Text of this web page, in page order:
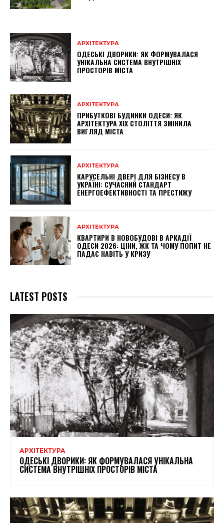
АРХІТЕКТУРА
ОДЕСЬКІ ДВОРИКИ: ЯК ФОРМУВАЛАСЯ
УНІКАЛЬНА СИСТЕМА ВНУТРІШНІХ
ПРОСТОРІВ МІСТА
АРХІТЕКТУРА
ПРИБУТКОВІ БУДИНКИ ОДЕСИ: ЯК
АРХІТЕКТУРА XIX СТОЛІТТЯ ЗМІНИЛА
ВИГЛЯД МІСТА
АРХІТЕКТУРА
КАРУСЕЛЬНІ ДВЕРІ ДЛЯ БІЗНЕСУ В
УКРАЇНІ: СУЧАСНИЙ СТАНДАРТ
ЕНЕРГОЕФЕКТИВНОСТІ ТА ПРЕСТИЖУ
АРХІТЕКТУРА
КВАРТИРИ В НОВОБУДОВІ В АРКАДІЇ
ОДЕСИ 2026: ЦІНИ, ЖК ТА ЧОМУ ПОПИТ НЕ
ПАДАЄ НАВІТЬ У КРИЗУ
LATEST POSTS
АРХІТЕКТУРА
ОДЕСЬКІ ДВОРИКИ: ЯК ФОРМУВАЛАСЯ УНІКАЛЬНА
СИСТЕМА ВНУТРІШНІХ ПРОСТОРІВ МІСТА